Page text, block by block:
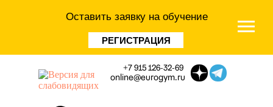
Оставить заявку на обучение
РЕГИСТРАЦИЯ
online@eurogym.ru
+7 915 126-32-69